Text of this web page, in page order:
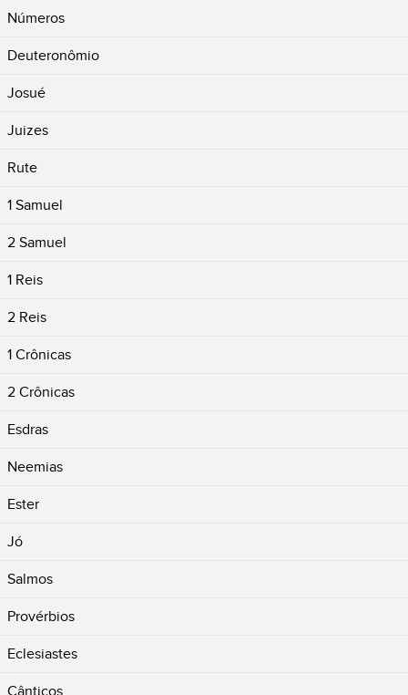
Números
Deuteronômio
Josué
Juizes
Rute
1 Samuel
2 Samuel
1 Reis
2 Reis
1 Crônicas
2 Crônicas
Esdras
Neemias
Ester
Jó
Salmos
Provérbios
Eclesiastes